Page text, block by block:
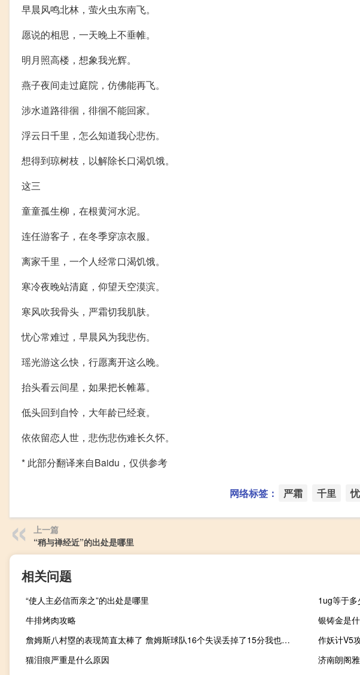
早晨风鸣北林，萤火虫东南飞。
愿说的相思，一天晚上不垂帷。
明月照高楼，想象我光辉。
燕子夜间走过庭院，仿佛能再飞。
涉水道路徘徊，徘徊不能回家。
浮云日千里，怎么知道我心悲伤。
想得到琼树枝，以解除长口渴饥饿。
这三
童童孤生柳，在根黄河水泥。
连任游客子，在冬季穿凉衣服。
离家千里，一个人经常口渴饥饿。
寒冷夜晚站清庭，仰望天空漠滨。
寒风吹我骨头，严霜切我肌肤。
忧心常难过，早晨风为我悲伤。
瑶光游这么快，行愿离开这么晚。
抬头看云间星，如果把长帷幕。
低头回到自怜，大年龄已经衰。
依依留恋人世，悲伤悲伤难长久怀。
* 此部分翻译来自Baidu，仅供参考
网络标签： 严霜 千里
上一篇
“稍与禅经近”的出处是哪里
相关问题
“使人主必信而亲之”的出处是哪里
1ug等于多
牛排烤肉攻略
银铸金是
詹姆斯八村塁的表现简直太棒了 詹姆斯球队16个失误丢掉了15分我也为自己的5个失误负责
作妖计V5
猫泪痕严重是什么原因
济南朗阁